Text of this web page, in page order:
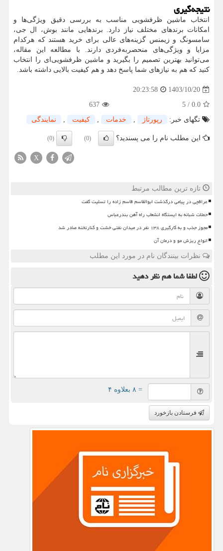
نتیجه‌گیری
انتخاب ماشین ظرفشویی مناسب به بررسی دقیق ویژگی‌ها و
امکانات برندهای مختلف نیاز دارد. برندهایی مانند بوش، ال جی،
سامسونگ و زیمنس گزینه‌های عالی برای خرید هستند که هرکدام
مزایا و ویژگی‌های منحصربه‌فردی دارند. با مطالعه این مقاله،
می‌توانید بهترین تصمیم را بگیرید و ماشین ظرفشویی‌ای را انتخاب
کنید که هم به نیازهای شما پاسخ دهد و هم کیفیت بالایی داشته باشد.
1403/10/20
20:23:58
0.0
/
5
637
تگهای خبر:
رپورتاژ , خدمات , كیفیت , نمایندگی
این مطلب نام را می پسندید؟ (0)
(0)
X
تازه ترین مطالب مرتبط
عراقچی در پیامی درگذشت ابوالقاسم قاسم زاده را تسلیت گفت
حملات شبانه به ایستگاه انشعاب راه آهن بندرعباس
مجوز جذب و به کارگیری ۱۳۸ نفر در میدان نفتی خشت و کنارتخته صادر شد
انواع ریزش مو و درمان آن
نظرات بینندگان نام در مورد این مطلب
لطفا شما همنظر دهید
= ۸ بعلاوه ۴
فرستادن بازخورد